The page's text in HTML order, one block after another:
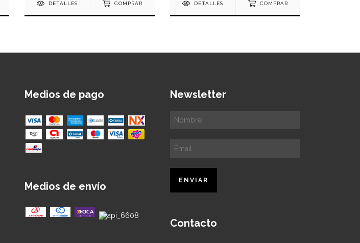
DETALLES COMPRAR DETALLES COMPRAR
Medios de pago
Medios de envío
Newsletter
Contacto